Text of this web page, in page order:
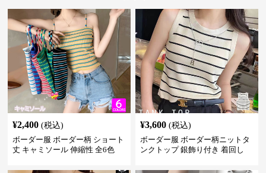
¥2,400 (税込)
ボーダー服 ボーダー柄 ショート
丈 キャミソール 伸縮性 全6色
¥3,600 (税込)
ボーダー服 ボーダー柄ニットタ
ンクトップ 銀飾り付き 着回し